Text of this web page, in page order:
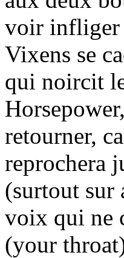
voir infliger
Vixens se
qui noircit
retourner,
reprochera
(surtout sur
voix qui ne
(your